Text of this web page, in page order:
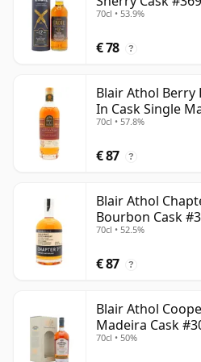
70cl • 53.9%
€ 78 ?
Blair Athol Berry
In Cask Single
oud
70cl • 57.8%
€ 87 ?
Blair Athol
Bourbon Cask
oud
70cl • 52.5%
€ 87 ?
Blair Athol
Madeira Cask
70cl • 50%